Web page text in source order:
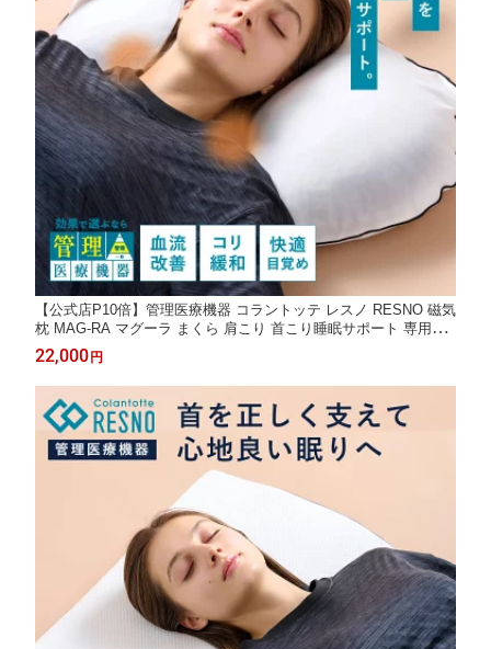
【公式店P10倍】管理医療機器 コラントッテ レスノ RESNO 磁気
枕 MAG-RA マグーラ まくら 肩こり 首こり睡眠サポート 専用カ
バー付き 丸洗い冷え ピロー 通気性 ネックサポート ストレートネ
ック いびき防止
22,000円